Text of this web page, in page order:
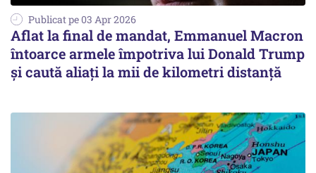
Publicat pe 03 Apr 2026
Aflat la final de mandat, Emmanuel Macron
întoarce armele împotriva lui Donald Trump
și caută aliați la mii de kilometri distanță